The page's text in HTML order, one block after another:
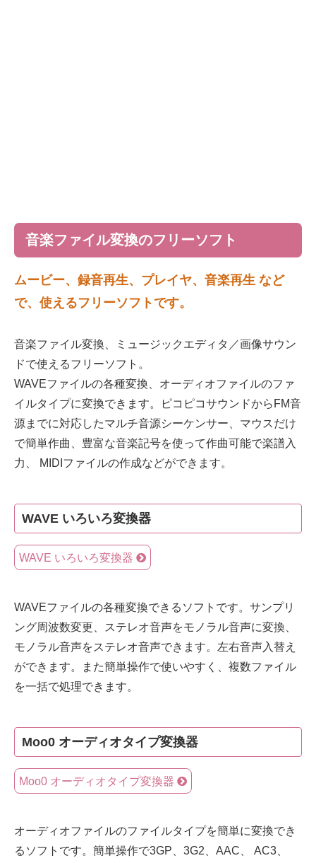
音楽ファイル変換のフリーソフト
ムービー、録音再生、プレイヤ、音楽再生 など
で、使えるフリーソフトです。
音楽ファイル変換、ミュージックエディタ／画像サウン
ドで使えるフリーソフト。
WAVEファイルの各種変換、オーディオファイルのファ
イルタイプに変換できます。ピコピコサウンドからFM音
源までに対応したマルチ音源シーケンサー、マウスだけ
で簡単作曲、豊富な音楽記号を使って作曲可能で楽譜入
力、 MIDIファイルの作成などができます。
WAVE いろいろ変換器
WAVE いろいろ変換器
WAVEファイルの各種変換できるソフトです。サンプリ
ング周波数変更、ステレオ音声をモノラル音声に変換、
モノラル音声をステレオ音声できます。左右音声入替え
ができます。また簡単操作で使いやすく、複数ファイル
を一括で処理できます。
Moo0 オーディオタイプ変換器
Moo0 オーディオタイプ変換器
オーディオファイルのファイルタイプを簡単に変換でき
るソフトです。簡単操作で3GP、3G2、AAC、 AC3、